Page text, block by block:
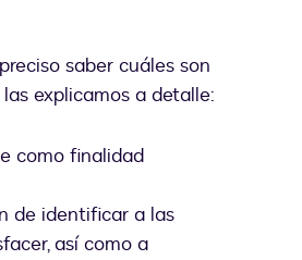
saber cuáles son
explicamos a detalle:
como finalidad
de identificar a las
así como a